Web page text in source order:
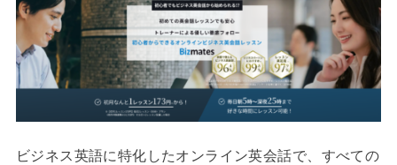
ビジネス英語に特化したオンライン英会話で、すべての